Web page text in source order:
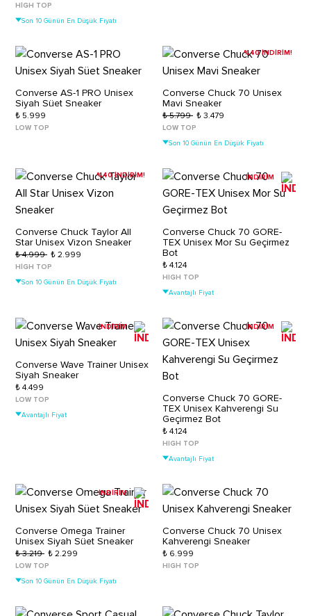
HIGH TOP
Son 10 Günün En Düşük Fiyatı
Converse AS-1 PRO Unisex
Siyah Süet Sneaker
₺ 5.999
LOW TOP
%40 İNDİRİM!
Converse Chuck 70 Unisex
Mavi Sneaker
₺ 5.799 ₺ 3.479
LOW TOP
Son 10 Günün En Düşük Fiyatı
%40 İNDİRİM!
Converse Chuck Taylor All
Star Unisex Vizon Sneaker
₺ 4.999 ₺ 2.999
HIGH TOP
Son 10 Günün En Düşük Fiyatı
İNDİRİM
Converse Chuck 70 GORE-
TEX Unisex Mor Su Geçirmez
Bot
₺ 4.124
HIGH TOP
Avantajlı Fiyat
İNDİRİM
Converse Wave Trainer Unisex
Siyah Sneaker
₺ 4.499
LOW TOP
Avantajlı Fiyat
İNDİRİM
Converse Chuck 70 GORE-
TEX Unisex Kahverengi Su
Geçirmez Bot
₺ 4.124
HIGH TOP
Avantajlı Fiyat
İNDİRİM
Converse Omega Trainer
Unisex Siyah Süet Sneaker
₺ 3.219 ₺ 2.299
LOW TOP
Son 10 Günün En Düşük Fiyatı
Converse Chuck 70 Unisex
Kahverengi Sneaker
₺ 6.999
HIGH TOP